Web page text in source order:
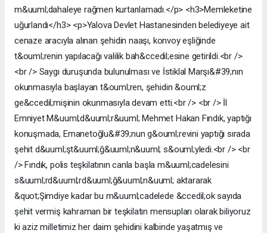
m&uuml;dahaleye rağmen kurtarılamadı.</p> <h3>Memleketine
uğurlandı</h3> <p>Yalova Devlet Hastanesinden belediyeye ait
cenaze aracıyla alınan şehidin naaşı, konvoy eşliğinde
t&ouml;renin yapılacağı valilik bah&ccedil;esine getirildi.<br />
<br /> Saygı duruşunda bulunulması ve İstiklal Marşı&#39;nın
okunmasıyla başlayan t&ouml;ren, şehidin &ouml;z
ge&ccedil;mişinin okunmasıyla devam etti.<br /> <br /> İl
Emniyet M&uuml;d&uuml;r&uuml; Mehmet Hakan Fındık, yaptığı
konuşmada, Emanetoğlu&#39;nun g&ouml;revini yaptığı sırada
şehit d&uuml;şt&uuml;ğ&uuml;n&uuml; s&ouml;yledi.<br /> <br
/> Fındık, polis teşkilatının canla başla m&uuml;cadelesini
s&uuml;rd&uuml;rd&uuml;ğ&uuml;n&uuml; aktararak
&quot;Şimdiye kadar bu m&uuml;cadelede &ccedil;ok sayıda
şehit vermiş kahraman bir teşkilatın mensupları olarak biliyoruz
ki aziz milletimiz her daim şehidini kalbinde yaşatmış ve